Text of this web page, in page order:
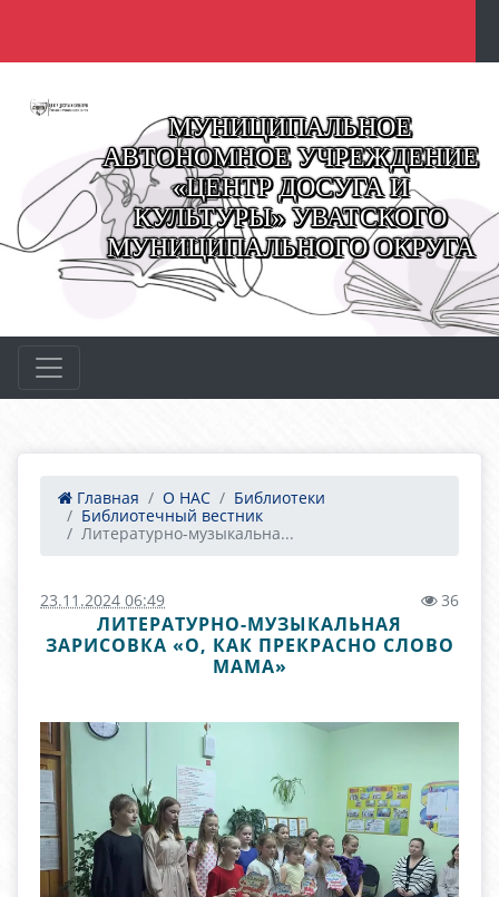
МУНИЦИПАЛЬНОЕ
АВТОНОМНОЕ УЧРЕЖДЕНИЕ
«ЦЕНТР ДОСУГА И
КУЛЬТУРЫ» УВАТСКОГО
МУНИЦИПАЛЬНОГО ОКРУГА
Главная О НАС
Библиотеки
Библиотечный вестник
Литературно-музыкальна...
23.11.2024 06:49 36
ЛИТЕРАТУРНО-МУЗЫКАЛЬНАЯ
ЗАРИСОВКА «О, КАК ПРЕКРАСНО СЛОВО
МАМА»